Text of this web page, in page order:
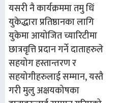
यसरी नै कार्यक्रममा तमु धिं
युकेद्धारा प्रतिष्ठानका लागि
युकेमा आयोजित च्यारिटीमा
छात्रवृत्ति प्रदान गर्ने दाताहरुले
सहयोग हस्तान्तरण र
सहयोगीहरुलाई सम्मान, यस्तै
गरी मुलु अक्षयकोषका